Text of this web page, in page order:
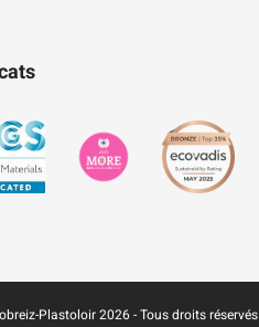
Plastoloir 2026 - Tous droits réservés